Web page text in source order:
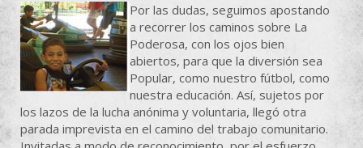
Por las dudas, seguimos apostando
a recorrer los caminos sobre La
Poderosa, con los ojos bien
abiertos, para que la diversión sea
Popular, como nuestro fútbol, como
nuestra educación. Así, sujetos por
los lazos de la lucha anónima y voluntaria, llegó otra
parada imprevista en el camino del trabajo comunitario.